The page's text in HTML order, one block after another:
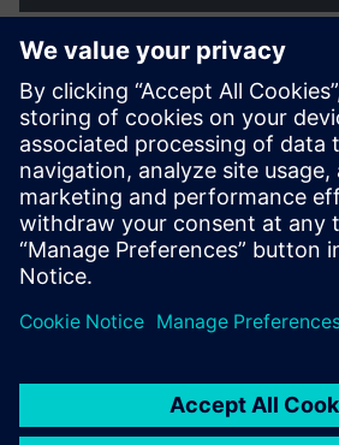
windesk.fm Computer
Facility Management
to plan, execute and monitor all
maintenance, workplace, asset
facility services and customer
Saiba mais